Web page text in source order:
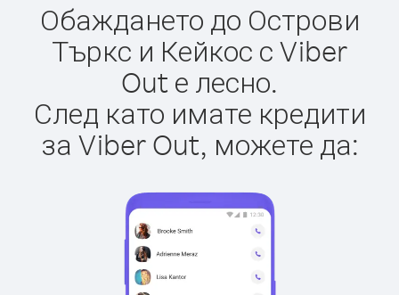
Обаждането до Острови
Търкс и Кейкос с Viber
Out е лесно.
След като имате кредити
за Viber Out, можете да: